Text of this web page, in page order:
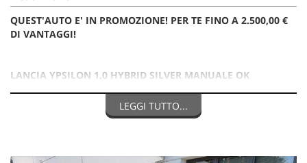
QUEST'AUTO E' IN PROMOZIONE! PER TE FINO A 2.500,00 €
DI VANTAGGI!
LANCIA YPSILON 1.0 HYBRID SILVER MANUALE OK
LEGGI TUTTO...